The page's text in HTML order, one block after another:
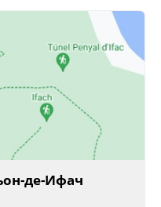
де-Ифач